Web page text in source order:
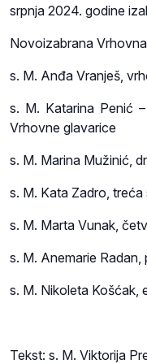
srpnja 2024. godine
Novoizabrana
s. M. Anđa Vranješ,
s. M. Katarina Penić
Vrhovne glavarice
s. M. Marina Mužinić,
s. M. Kata Zadro,
s. M. Marta Vunak,
s. M. Anemarie
s. M. Nikoleta Košćak,
Tekst: s. M. Viktorija